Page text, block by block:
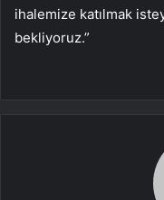
ihalemize katılmak
bekliyoruz.”